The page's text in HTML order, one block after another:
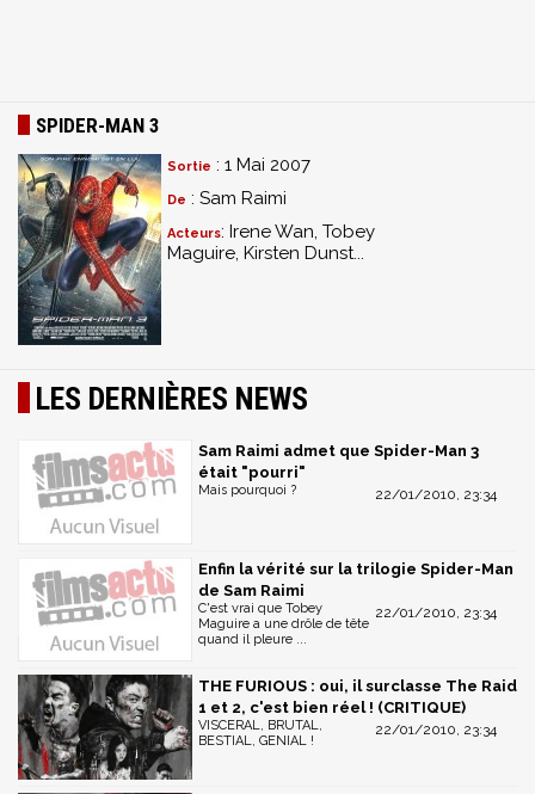
SPIDER-MAN 3
Sortie : 1 Mai 2007
De : Sam Raimi
Acteurs: Irene Wan, Tobey
Maguire, Kirsten Dunst...
LES DERNIÈRES NEWS
Sam Raimi admet que Spider-Man 3
était "pourri"
22/01/2010, 23:34
Mais pourquoi ?
Enfin la vérité sur la trilogie Spider-Man
de Sam Raimi
22/01/2010, 23:34
C'est vrai que Tobey
Maguire a une drôle de tête
quand il pleure ...
THE FURIOUS : oui, il surclasse The Raid
1 et 2, c'est bien réel ! (CRITIQUE)
22/01/2010, 23:34
VISCERAL, BRUTAL,
BESTIAL, GENIAL !